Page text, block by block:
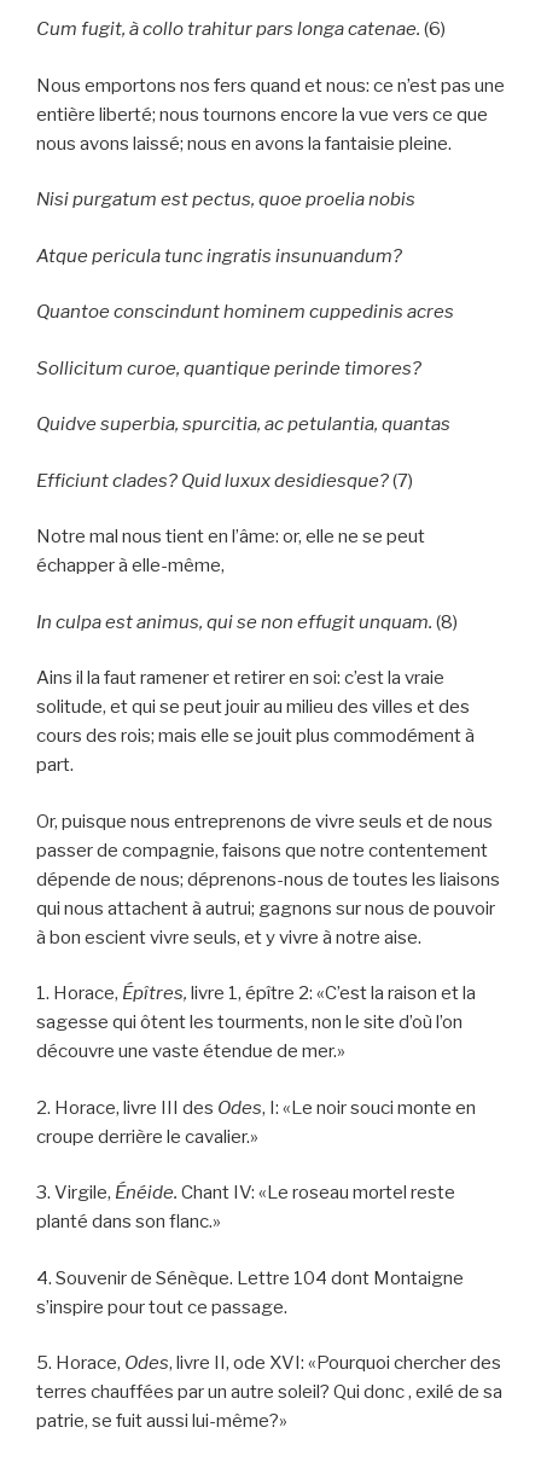
Cum fugit, à collo trahitur pars longa catenae. (6)
Nous emportons nos fers quand et nous: ce n’est pas une
entière liberté; nous tournons encore la vue vers ce que
nous avons laissé; nous en avons la fantaisie pleine.
Nisi purgatum est pectus, quoe proelia nobis
Atque pericula tunc ingratis insunuandum?
Quantoe conscindunt hominem cuppedinis acres
Sollicitum curoe, quantique perinde timores?
Quidve superbia, spurcitia, ac petulantia, quantas
Efficiunt clades? Quid luxux desidiesque?(7)
Notre mal nous tient en l’âme: or, elle ne se peut
échapper à elle-même,
In culpa est animus, qui se non effugit unquam. (8)
Ains il la faut ramener et retirer en soi: c’est la vraie
solitude, et qui se peut jouir au milieu des villes et des
cours des rois; mais elle se jouit plus commodément à
part.
Or, puisque nous entreprenons de vivre seuls et de nous
passer de compagnie, faisons que notre contentement
dépende de nous; déprenons-nous de toutes les liaisons
qui nous attachent à autrui; gagnons sur nous de pouvoir
à bon escient vivre seuls, et y vivre à notre aise.
1. Horace, Épîtres, livre 1, épître 2: «C’est la raison et la
sagesse qui ôtent les tourments, non le site d’où l’on
découvre une vaste étendue de mer.»
2. Horace, livre III des Odes, I: «Le noir souci monte en
croupe derrière le cavalier.»
3. Virgile, Énéide. Chant IV: «Le roseau mortel reste
planté dans son flanc.»
4. Souvenir de Sénèque. Lettre 104 dont Montaigne
s’inspire pour tout ce passage.
5. Horace, Odes, livre II, ode XVI: «Pourquoi chercher des
terres chauffées par un autre soleil? Qui donc , exilé de sa
patrie, se fuit aussi lui-même?»